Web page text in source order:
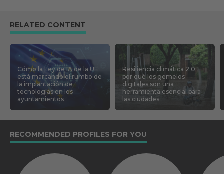
RELATED CONTENT
Cómo la Ley de IA de la UE
está marcando el rumbo de
la implantación de
tecnologías en los
ayuntamientos
Resiliencia climática 2.0:
por qué los gemelos
digitales son una
herramienta esencial para
las ciudades
RECOMMENDED PROFILES FOR YOU